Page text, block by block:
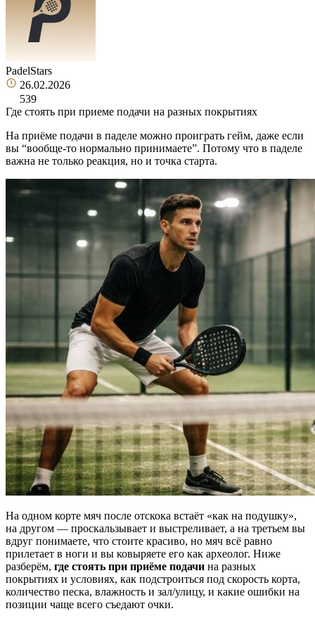
PadelStars
26.02.2026
539
Где стоять при приеме подачи на разных покрытиях
На приёме подачи в паделе можно проиграть гейм, даже если
вы “вообще-то нормально принимаете”. Потому что в паделе
важна не только реакция, но и точка старта.
На одном корте мяч после отскока встаёт «как на подушку»,
на другом — проскальзывает и выстреливает, а на третьем вы
вдруг понимаете, что стоите красиво, но мяч всё равно
прилетает в ноги и вы ковыряете его как археолог. Ниже
разберём, где стоять при приёме подачи на разных
покрытиях и условиях, как подстроиться под скорость корта,
количество песка, влажность и зал/улицу, и какие ошибки на
позиции чаще всего съедают очки.